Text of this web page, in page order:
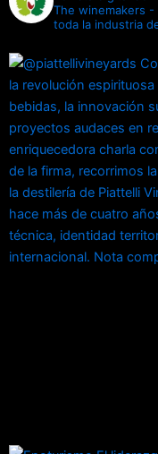
The winemakers -
toda la industria